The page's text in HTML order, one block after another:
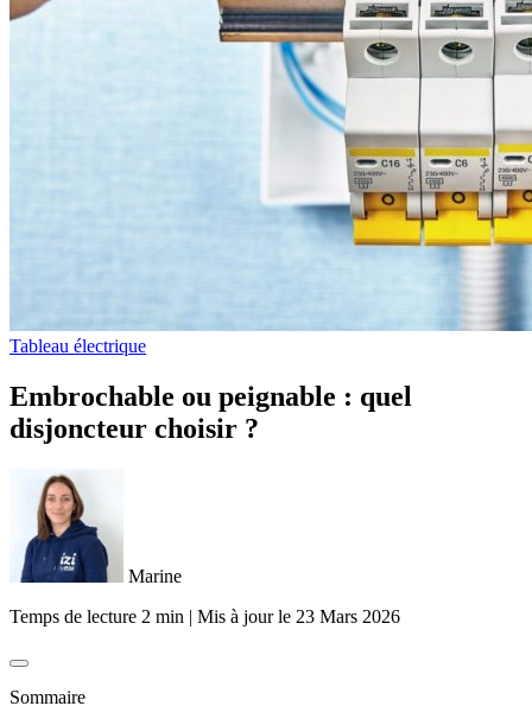
Tableau électrique
Embrochable ou peignable : quel
disjoncteur choisir ?
Marine
Temps de lecture 2 min | Mis à jour le 23 Mars 2026
Sommaire